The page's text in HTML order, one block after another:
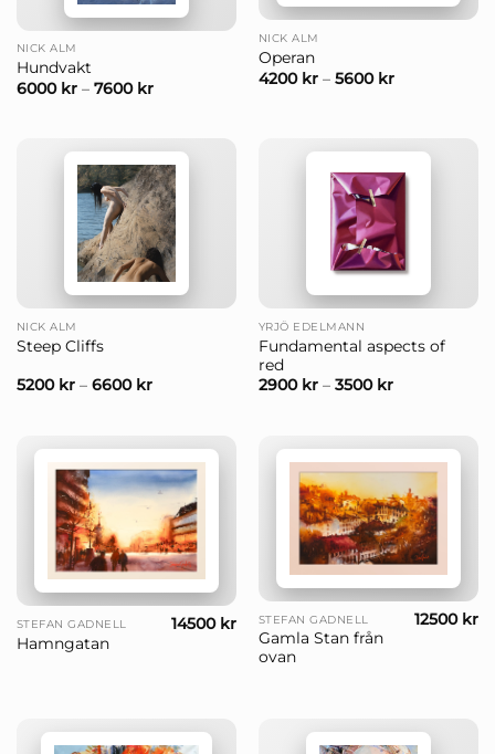
NICK ALM
Hundvakt
6000 kr– 7600 kr
NICK ALM
Operan
4200 kr– 5600 kr
NICK ALM
Steep Cliffs
5200 kr– 6600 kr
YRJÖ EDELMANN
Fundamental aspects of
red
2900 kr– 3500 kr
STEFAN GADNELL
Hamngatan
14500 kr STEFAN GADNELL
Gamla Stan från
ovan
12500 kr